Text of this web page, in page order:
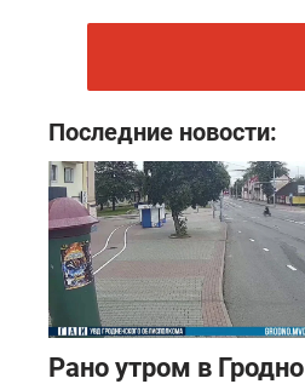
Последние новости:
Рано утром в Гродно